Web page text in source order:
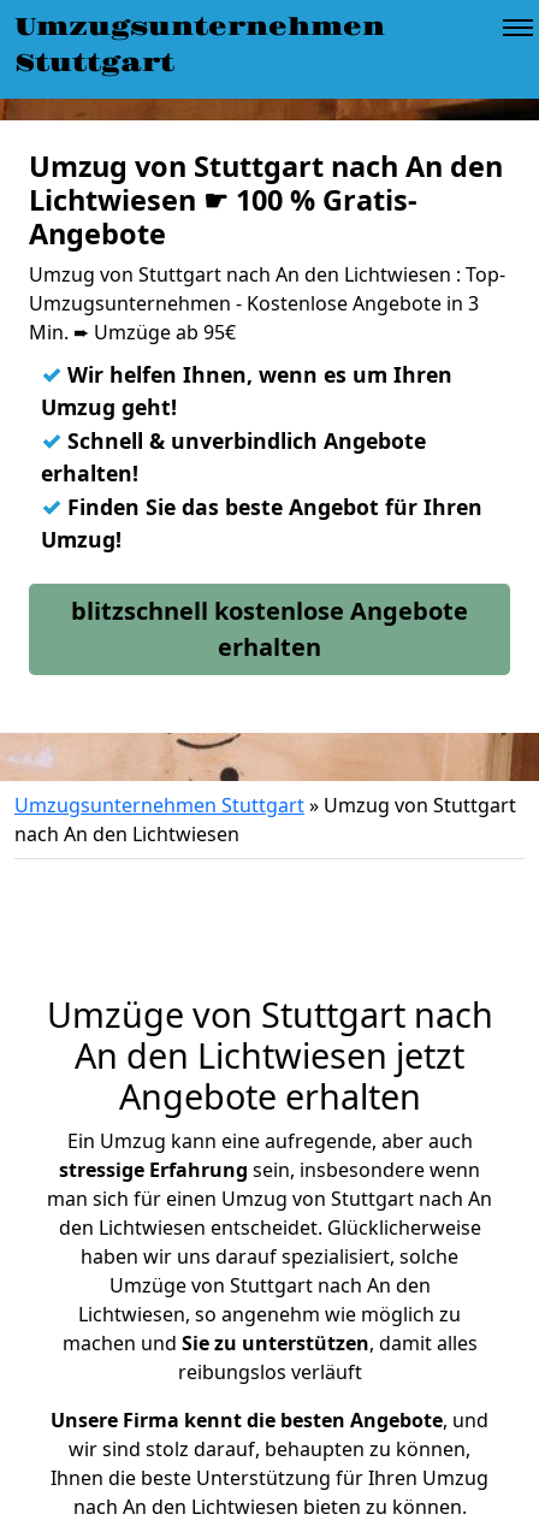
Umzugsunternehmen
Stuttgart
Umzug von Stuttgart nach An den
Lichtwiesen ☛ 100 % Gratis-
Angebote
Umzug von Stuttgart nach An den Lichtwiesen : Top-
Umzugsunternehmen - Kostenlose Angebote in 3
Min. ➨ Umzüge ab 95€
✓ Wir helfen Ihnen, wenn es um Ihren
Umzug geht!
✓ Schnell & unverbindlich Angebote
erhalten!
✓ Finden Sie das beste Angebot für Ihren
Umzug!
blitzschnell kostenlose Angebote
erhalten
Umzugsunternehmen Stuttgart» Umzug von Stuttgart
nach An den Lichtwiesen
Umzüge von Stuttgart nach
An den Lichtwiesen jetzt
Angebote erhalten
Ein Umzug kann eine aufregende, aber auch
stressige Erfahrung sein, insbesondere wenn
man sich für einen Umzug von Stuttgart nach An
den Lichtwiesen entscheidet. Glücklicherweise
haben wir uns darauf spezialisiert, solche
Umzüge von Stuttgart nach An den
Lichtwiesen, so angenehm wie möglich zu
machen und Sie zu unterstützen, damit alles
reibungslos verläuft
Unsere Firma kennt die besten Angebote, und
wir sind stolz darauf, behaupten zu können,
Ihnen die beste Unterstützung für Ihren Umzug
nach An den Lichtwiesen bieten zu können.